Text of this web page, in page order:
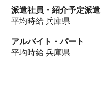
派遣社員・紹介予定派遣
平均時給 兵庫県
アルバイト・パート
平均時給 兵庫県